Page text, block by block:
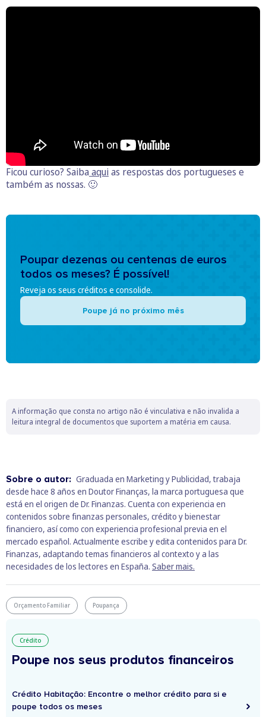
Ficou curioso? Saiba aqui as respostas dos portugueses e
também as nossas. 🙂
Poupar dezenas ou centenas de euros
todos os meses? É possível!
Reveja os seus créditos e consolide.
Poupe já no próximo mês
A informação que consta no artigo não é vinculativa e não invalida a
leitura integral de documentos que suportem a matéria em causa.
Sobre o autor: Graduada en Marketing y Publicidad, trabaja
desde hace 8 años en Doutor Finanças, la marca portuguesa que
está en el origen de Dr. Finanzas. Cuenta con experiencia en
contenidos sobre finanzas personales, crédito y bienestar
financiero, así como con experiencia profesional previa en el
mercado español. Actualmente escribe y edita contenidos para Dr.
Finanzas, adaptando temas financieros al contexto y a las
necesidades de los lectores en España. Saber mais.
Orçamento Familiar Poupança
Crédito
Poupe nos seus produtos financeiros
Crédito Habitação: Encontre o melhor crédito para si e
poupe todos os meses